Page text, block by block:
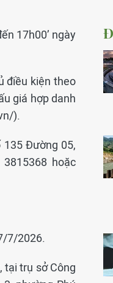
17h00’ ngày
điều kiện theo
giá hợp danh
).
135 Đường 05,
hoặc
7/2026.
tại trụ sở Công